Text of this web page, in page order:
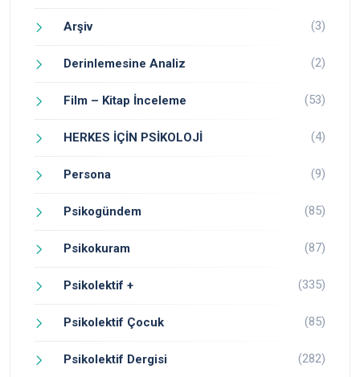
Arşiv (3)
Derinlemesine Analiz (2)
Film – Kitap İnceleme (53)
HERKES İÇİN PSİKOLOJİ (4)
Persona (9)
Psikogündem (85)
Psikokuram (87)
Psikolektif + (335)
Psikolektif Çocuk (85)
Psikolektif Dergisi (282)